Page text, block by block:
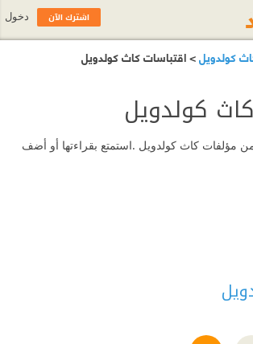
كولدويل> اقتباسات كاث كولدويل
كولدويل
مؤلفات كاث كولدويل .استمتع بقراءتها أو أضف
اشترك الآن دخول